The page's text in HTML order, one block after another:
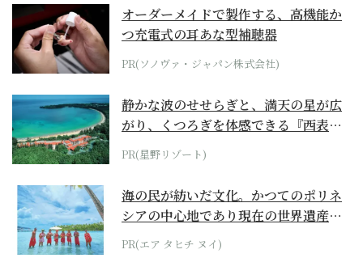
オーダーメイドで製作する、高機能か
つ充電式の耳あな型補聴器
PR(ソノヴァ・ジャパン株式会社)
静かな波のせせらぎと、満天の星が広
がり、くつろぎを体感できる『西表島
ホテル by...
PR(星野リゾート)
海の民が紡いだ文化。かつてのポリネ
シアの中心地であり現在の世界遺産か
らみえてくる...
PR(エア タヒチ ヌイ)